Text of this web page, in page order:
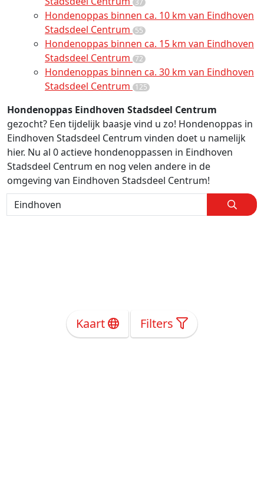
37
Hondenoppas binnen ca. 10 km van Eindhoven
Stadsdeel Centrum 55
Hondenoppas binnen ca. 15 km van Eindhoven
Stadsdeel Centrum 72
Hondenoppas binnen ca. 30 km van Eindhoven
Stadsdeel Centrum 125
Hondenoppas Eindhoven Stadsdeel Centrum
gezocht? Een tijdelijk baasje vind u zo! Hondenoppas in
Eindhoven Stadsdeel Centrum vinden doet u namelijk
hier. Nu al 0 actieve hondenoppassen in Eindhoven
Stadsdeel Centrum en nog velen andere in de
omgeving van Eindhoven Stadsdeel Centrum!
Kaart Filters